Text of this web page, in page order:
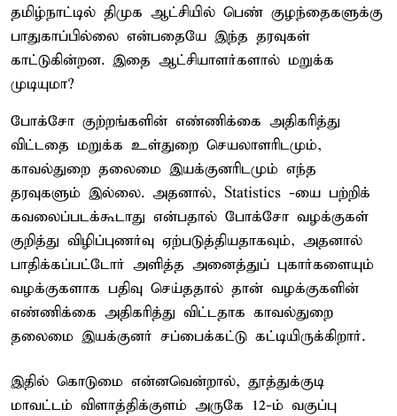
தமிழ்நாட்டில் திமுக ஆட்சியில் பெண் குழந்தைகளுக்கு
பாதுகாப்பில்லை என்பதையே இந்த தரவுகள்
காட்டுகின்றன. இதை ஆட்சியாளர்களால் மறுக்க
முடியுமா?
போக்சோ குற்றங்களின் எண்ணிக்கை அதிகரித்து
விட்டதை மறுக்க உள்துறை செயலாளரிடமும்,
காவல்துறை தலைமை இயக்குனரிடமும் எந்த
தரவுகளும் இல்லை. அதனால், Statistics -யை பற்றிக்
கவலைப்படக்கூடாது என்பதால் போக்சோ வழக்குகள்
குறித்து விழிப்புணர்வு ஏற்படுத்தியதாகவும், அதனால்
பாதிக்கப்பட்டோர் அளித்த அனைத்துப் புகார்களையும்
வழக்குகளாக பதிவு செய்ததால் தான் வழக்குகளின்
எண்ணிக்கை அதிகரித்து விட்டதாக காவல்துறை
தலைமை இயக்குனர் சப்பைக்கட்டு கட்டியிருக்கிறார்.
இதில் கொடுமை என்னவென்றால், தூத்துக்குடி
மாவட்டம் விளாத்திக்குளம் அருகே 12-ம் வகுப்பு